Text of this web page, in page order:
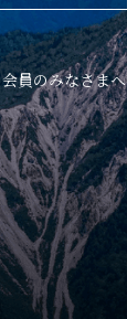
会員のみなさまへ